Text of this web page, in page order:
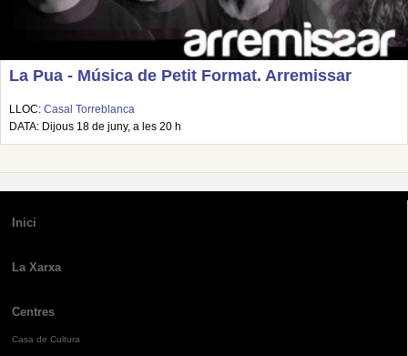
La Pua - Música de Petit Format. Arremissar
LLOC: Casal Torreblanca
DATA: Dijous 18 de juny, a les 20 h
Inici
La Xarxa
Centres
Casa de Cultura